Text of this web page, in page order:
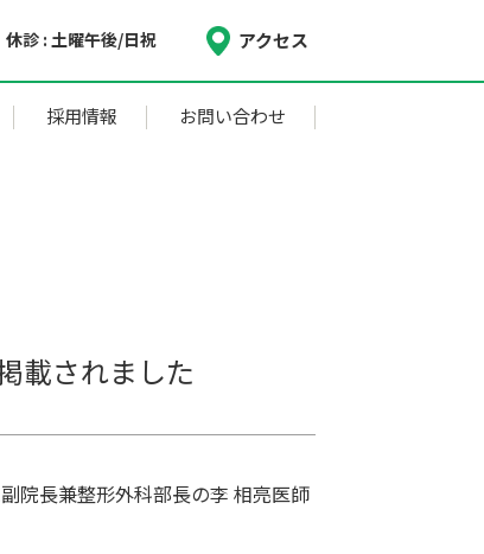
休診 : 土曜午後/日祝 アクセス
採用情報 お問い合わせ
載されました
院長兼整形外科部長の李 相亮医師